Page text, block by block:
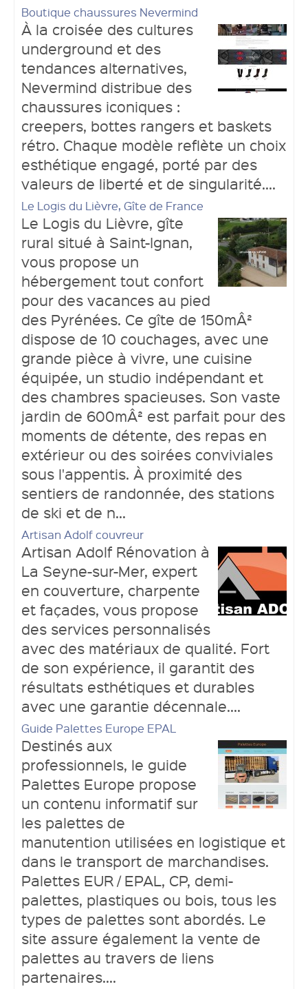
Boutique chaussures Nevermind
À la croisée des cultures
underground et des
tendances alternatives,
Nevermind distribue des
chaussures iconiques :
creepers, bottes rangers et baskets
rétro. Chaque modèle reflète un choix
esthétique engagé, porté par des
valeurs de liberté et de singularité....
Le Logis du Lièvre, Gîte de France
Le Logis du Lièvre, gîte
rural situé à Saint-Ignan,
vous propose un
hébergement tout confort
pour des vacances au pied
des Pyrénées. Ce gîte de 150mÂ²
dispose de 10 couchages, avec une
grande pièce à vivre, une cuisine
équipée, un studio indépendant et
des chambres spacieuses. Son vaste
jardin de 600mÂ² est parfait pour des
moments de détente, des repas en
extérieur ou des soirées conviviales
sous l'appentis. À proximité des
sentiers de randonnée, des stations
de ski et de n...
Artisan Adolf couvreur
Artisan Adolf Rénovation à
La Seyne-sur-Mer, expert
en couverture, charpente
et façades, vous propose
des services personnalisés
avec des matériaux de qualité. Fort
de son expérience, il garantit des
résultats esthétiques et durables
avec une garantie décennale....
Guide Palettes Europe EPAL
Destinés aux
professionnels, le guide
Palettes Europe propose
un contenu informatif sur
les palettes de
manutention utilisées en logistique et
dans le transport de marchandises.
Palettes EUR / EPAL, CP, demi-
palettes, plastiques ou bois, tous les
types de palettes sont abordés. Le
site assure également la vente de
palettes au travers de liens
partenaires....